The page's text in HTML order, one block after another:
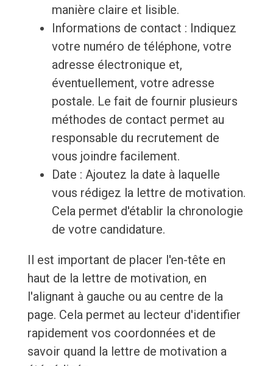
manière claire et lisible.
Informations de contact : Indiquez
votre numéro de téléphone, votre
adresse électronique et,
éventuellement, votre adresse
postale. Le fait de fournir plusieurs
méthodes de contact permet au
responsable du recrutement de
vous joindre facilement.
Date : Ajoutez la date à laquelle
vous rédigez la lettre de motivation.
Cela permet d'établir la chronologie
de votre candidature.
Il est important de placer l'en-tête en
haut de la lettre de motivation, en
l'alignant à gauche ou au centre de la
page. Cela permet au lecteur d'identifier
rapidement vos coordonnées et de
savoir quand la lettre de motivation a